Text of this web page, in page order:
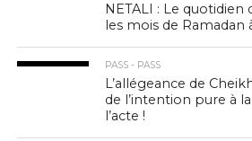
NETALI : Le quotidien
les mois de Ramadan
PASS - PASS
L’allégeance de
de l’intention pure à
l’acte !